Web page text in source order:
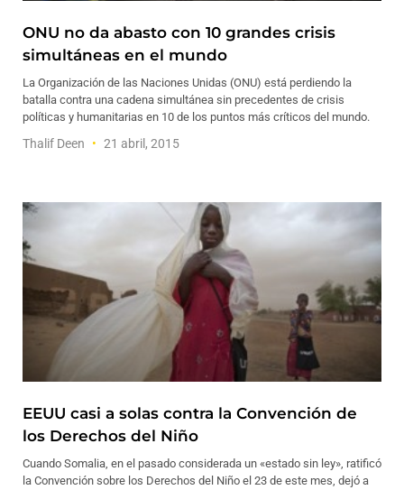
ONU no da abasto con 10 grandes crisis
simultáneas en el mundo
La Organización de las Naciones Unidas (ONU) está perdiendo la
batalla contra una cadena simultánea sin precedentes de crisis
políticas y humanitarias en 10 de los puntos más críticos del mundo.
Thalif Deen 21 abril, 2015
EEUU casi a solas contra la Convención de
los Derechos del Niño
Cuando Somalia, en el pasado considerada un «estado sin ley», ratificó
la Convención sobre los Derechos del Niño el 23 de este mes, dejó a